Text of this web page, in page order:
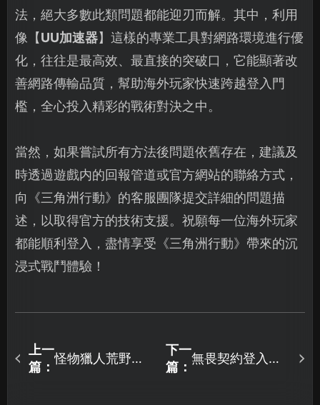
法，絕大多數此類問題都能迎刃而解。其中，利用
像【UU加速器】這樣的專業工具對網路環境進行優
化，往往是最高效、最直接的突破口，它能顯著改
善網路傳輸品質，幫助海外玩家快速跨越登入門
檻，全心投入精彩的戰術對決之中。
當然，如果嘗試所有方法後問題依舊存在，建議及
時透過遊戲内的回報管道或官方網站的聯絡方式，
向《三角洲行動》的客服團隊提交詳細的問題描
述，以取得官方的技術支援。祝願每一位海外玩家
都能順利登入，盡情享受《三角洲行動》帶來的沉
浸式戰鬥體驗！
上一
篇：
怪物獵人荒野最
下一
篇：
無畏契約登入失